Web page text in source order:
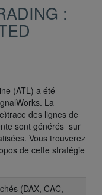
:
(ATL) a été
La
des lignes de
sont générés sur
Vous trouverez
de cette stratégie
(DAX, CAC,